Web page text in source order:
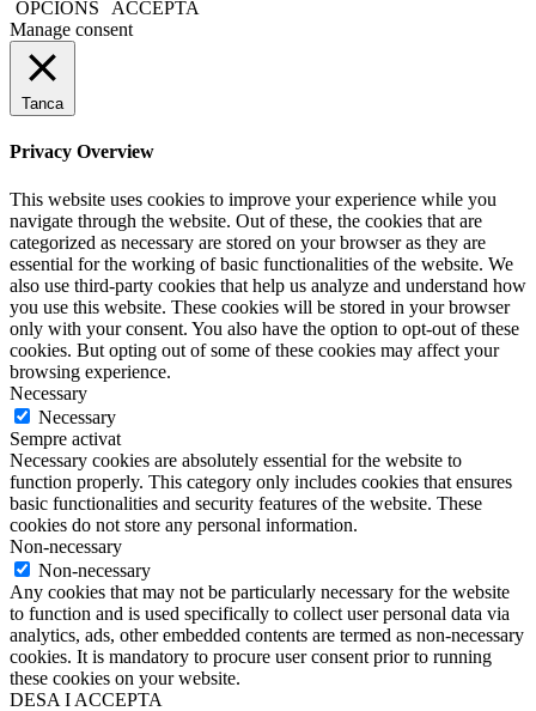
OPCIONS
ACCEPTA
Manage consent
Tanca
Privacy Overview
This website uses cookies to improve your experience while you
navigate through the website. Out of these, the cookies that are
categorized as necessary are stored on your browser as they are
essential for the working of basic functionalities of the website. We
also use third-party cookies that help us analyze and understand how
you use this website. These cookies will be stored in your browser
only with your consent. You also have the option to opt-out of these
cookies. But opting out of some of these cookies may affect your
browsing experience.
Necessary
Necessary
Sempre activat
Necessary cookies are absolutely essential for the website to
function properly. This category only includes cookies that ensures
basic functionalities and security features of the website. These
cookies do not store any personal information.
Non-necessary
Non-necessary
Any cookies that may not be particularly necessary for the website
to function and is used specifically to collect user personal data via
analytics, ads, other embedded contents are termed as non-necessary
cookies. It is mandatory to procure user consent prior to running
these cookies on your website.
DESA I ACCEPTA